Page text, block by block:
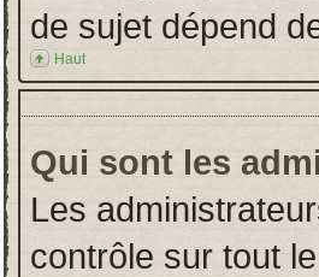
de sujet dépend
Haut
Qui sont les
Les
contrôle sur tout